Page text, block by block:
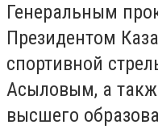
Генеральным
Президентом
спортивной
Асыловым, а
высшего